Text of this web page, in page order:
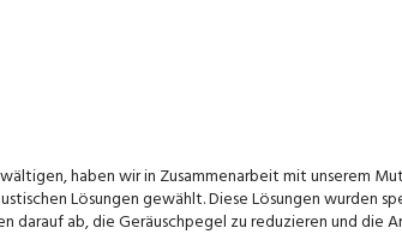
haben wir in Zusammenarbeit mit unserem
Lösungen gewählt. Diese Lösungen wurden
darauf ab, die Geräuschpegel zu reduzieren und die